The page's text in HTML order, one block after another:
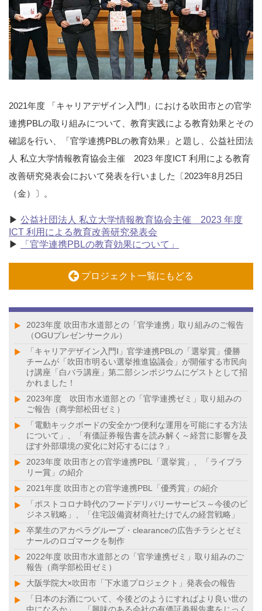
2021年度 「キャリアデザイン入門Ⅰ」における吹田市との官学
連携PBLの取り組みについて、教育実践による教育効果とその
確認を行い、「官学連携PBLの教育効果」と題し、公益社団法
人 私立大学情報教育協会主催 2023 年度ICT 利用による教育
改善研究発表会において発表を行いました〔2023年8月25日
（金）〕。
▶ 公益社団法人 私立大学情報教育協会主催 2023 年度
ICT 利用による教育改善研究発表会
▶
「官学連携PBLの教育効果について」
プロジェクト一覧にもどる
2023年度 吹田市水道部との「官学連携」取り組みのご報告
（OGUプレゼンサークル）
「キャリアデザイン入門Ⅰ」官学連携PBLの「選挙賞」優勝
チームが「吹田市明るい選挙推進協議会」が開催する市民向
け講座「白バラ講座」第二部シンポジウムにゲストとして招
かれました！
2023年度 吹田市水道部との「官学連携ゼミ」取り組みの
ご報告（商学部松田ゼミ）
「電動キックボードの安全かつ便利な運用を可能にする方法
について」、「有価証券報告書を読み解く～経営に影響を及
ぼす外部環境の変化に対応するには？」
2023年度 吹田市との官学連携PBL「選挙賞」、「ライブラ
リー賞」の紹介
2021年度 吹田市との官学連携PBL「優秀賞」の紹介
「ポストコロナ時代のフードデリバリーサービス～今後のビ
ジネス戦略」、「住宅設備資材商社たけでんの経営戦略」
卒業生のアカペラグループ・clearanceの広告チラシとゼミ
ナールのロゴマークを制作
2022年度 吹田市水道部との「官学連携ゼミ」取り組みのご
報告（商学部松田ゼミ）
大阪学院大×吹田市「下水道プロジェクト」発表会の報告
「日本のお酒について、今後どのようにすればより良い世の
中になるか」、「興味のある会社の有価証券報告書をじっく